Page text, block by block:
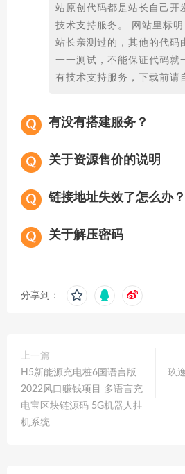
站原创代码都是站长自己开
技术支持服务。 网站里标
站长亲测过的，其他的代码
一一测试，不能保证代码就
有技术支持服务，下载前请
有没有搭建服务？
关于资源售价的说明
链接地址失效了怎么办？
关于解压密码
分享到：
上一篇
H5新能源充电桩6国语言版
2022风口赚钱项目 多语言充
电宝区块链源码 5G机器人挂
机系统
玖